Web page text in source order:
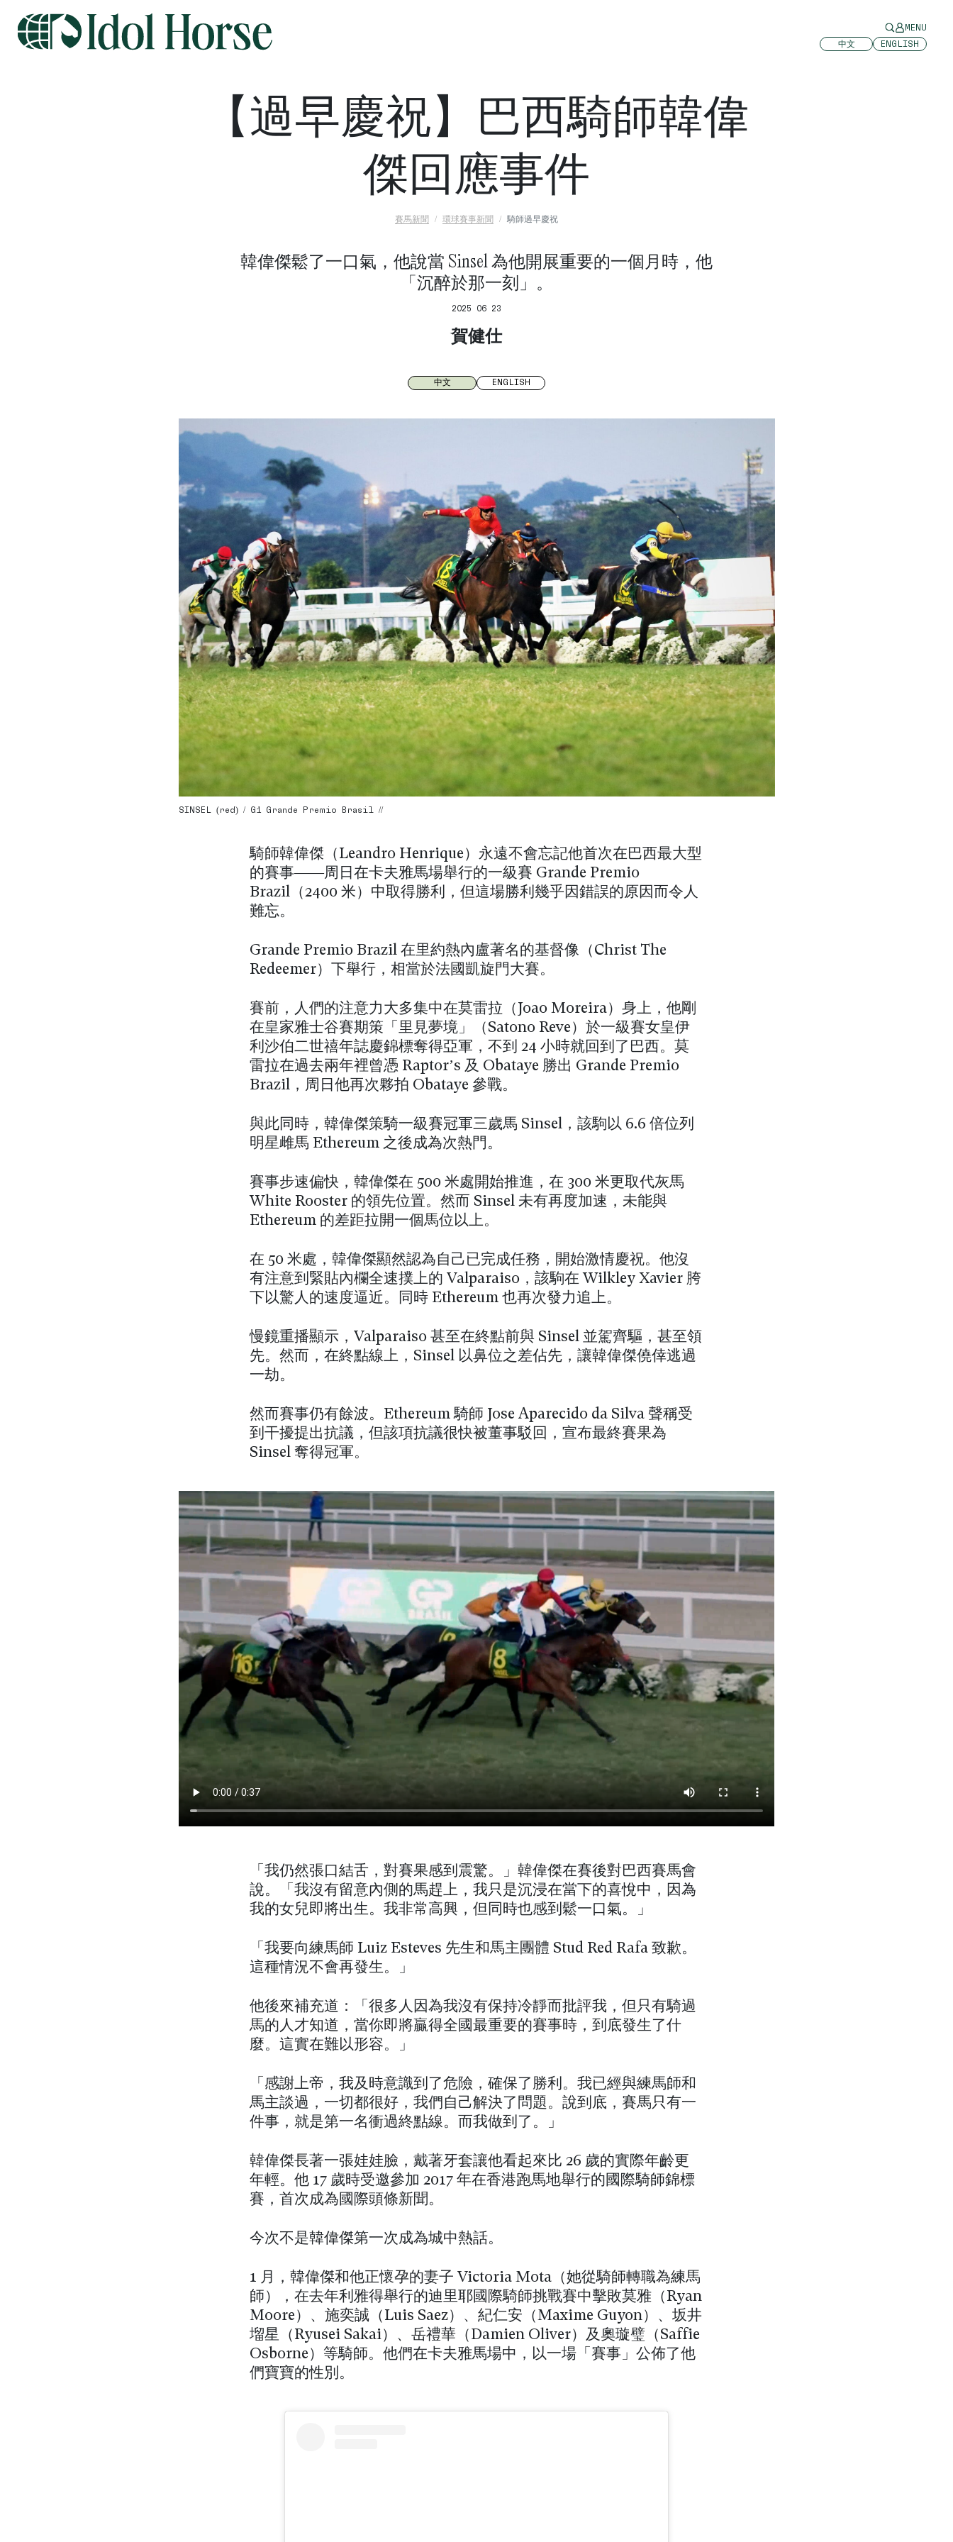
MENU
中文
ENGLISH
【過早慶祝】巴西騎師韓偉
傑回應事件
賽馬新聞 環球賽事新聞 騎師過早慶祝
韓偉傑鬆了一口氣，他說當 Sinsel 為他開展重要的一個月時，他
「沉醉於那一刻」。
2025 06 23
賀健仕
中文 ENGLISH
SINSEL (red) / G1 Grande Premio Brasil //
騎師韓偉傑（Leandro Henrique）永遠不會忘記他首次在巴西最大型
的賽事——周日在卡夫雅馬場舉行的一級賽 Grande Premio
Brazil（2400 米）中取得勝利，但這場勝利幾乎因錯誤的原因而令人
難忘。
Grande Premio Brazil 在里約熱內盧著名的基督像（Christ The
Redeemer）下舉行，相當於法國凱旋門大賽。
賽前，人們的注意力大多集中在莫雷拉（Joao Moreira）身上，他剛
在皇家雅士谷賽期策「里見夢境」（Satono Reve）於一級賽女皇伊
利沙伯二世禧年誌慶錦標奪得亞軍，不到 24 小時就回到了巴西。莫
雷拉在過去兩年裡曾憑 Raptor’s 及 Obataye 勝出 Grande Premio
Brazil，周日他再次夥拍 Obataye 參戰。
與此同時，韓偉傑策騎一級賽冠軍三歲馬 Sinsel，該駒以 6.6 倍位列
明星雌馬 Ethereum 之後成為次熱門。
賽事步速偏快，韓偉傑在 500 米處開始推進，在 300 米更取代灰馬
White Rooster 的領先位置。然而 Sinsel 未有再度加速，未能與
Ethereum 的差距拉開一個馬位以上。
在 50 米處，韓偉傑顯然認為自己已完成任務，開始激情慶祝。他沒
有注意到緊貼內欄全速撲上的 Valparaiso，該駒在 Wilkley Xavier 胯
下以驚人的速度逼近。同時 Ethereum 也再次發力追上。
慢鏡重播顯示，Valparaiso 甚至在終點前與 Sinsel 並駕齊驅，甚至領
先。然而，在終點線上，Sinsel 以鼻位之差佔先，讓韓偉傑僥倖逃過
一劫。
然而賽事仍有餘波。Ethereum 騎師 José Aparecido da Silva 聲稱受
到干擾提出抗議，但該項抗議很快被董事駁回，宣布最終賽果為
Sinsel 奪得冠軍。
「我仍然張口結舌，對賽果感到震驚。」韓偉傑在賽後對巴西賽馬會
說。「我沒有留意內側的馬趕上，我只是沉浸在當下的喜悅中，因為
我的女兒即將出生。我非常高興，但同時也感到鬆一口氣。」
「我要向練馬師 Luiz Esteves 先生和馬主團體 Stud Red Rafa 致歉。
這種情況不會再發生。」
他後來補充道：「很多人因為我沒有保持冷靜而批評我，但只有騎過
馬的人才知道，當你即將贏得全國最重要的賽事時，到底發生了什
麼。這實在難以形容。」
「感謝上帝，我及時意識到了危險，確保了勝利。我已經與練馬師和
馬主談過，一切都很好，我們自己解決了問題。說到底，賽馬只有一
件事，就是第一名衝過終點線。而我做到了。」
韓偉傑長著一張娃娃臉，戴著牙套讓他看起來比 26 歲的實際年齡更
年輕。他 17 歲時受邀參加 2017 年在香港跑馬地舉行的國際騎師錦標
賽，首次成為國際頭條新聞。
今次不是韓偉傑第一次成為城中熱話。
1 月，韓偉傑和他正懷孕的妻子 Victoria Mota（她從騎師轉職為練馬
師），在去年利雅得舉行的迪里耶國際騎師挑戰賽中擊敗莫雅（Ryan
Moore）、施奕誠（Luis Saez）、紀仁安（Maxime Guyon）、坂井
塯星（Ryusei Sakai）、岳禮華（Damien Oliver）及奧璇璧（Saffie
Osborne）等騎師。他們在卡夫雅馬場中，以一場「賽事」公佈了他
們寶寶的性別。